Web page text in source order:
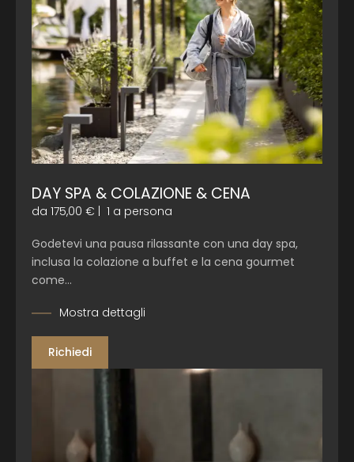
DAY SPA & COLAZIONE & CENA
da 175,00 € 1 a persona
Godetevi una pausa rilassante con una day spa,
inclusa la colazione a buffet e la cena gourmet
come…
Mostra dettagli
Richiedi